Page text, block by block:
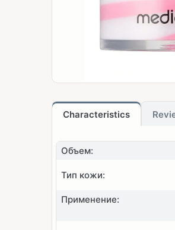
Characteristics
Объем:
Тип кожи:
Применение: